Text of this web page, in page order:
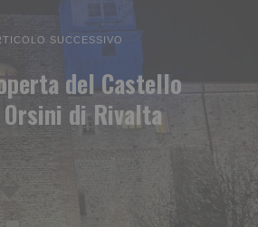
SUCCESSIVO
del Castello
di Rivalta